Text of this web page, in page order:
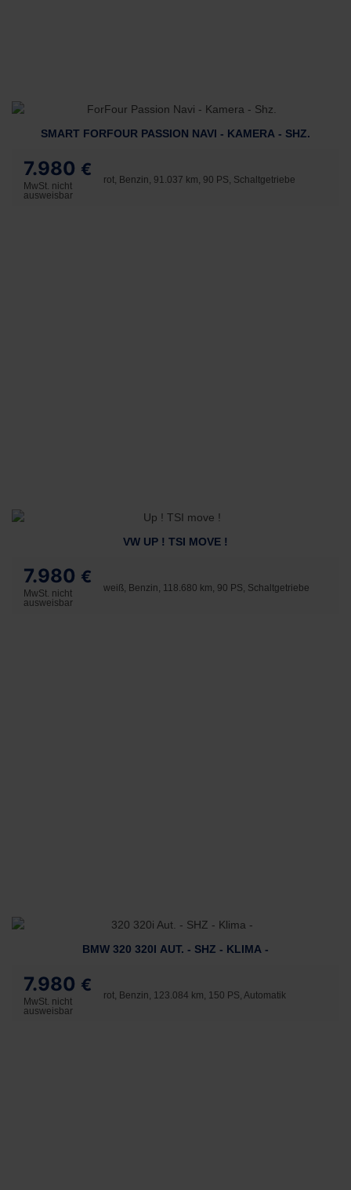
SMART FORFOUR PASSION NAVI - KAMERA - SHZ.
7.980 €
MwSt. nicht
ausweisbar
rot, Benzin, 91.037 km, 90 PS, Schaltgetriebe
VW UP ! TSI MOVE !
7.980 €
MwSt. nicht
ausweisbar
weiß, Benzin, 118.680 km, 90 PS, Schaltgetriebe
BMW 320 320I AUT. - SHZ - KLIMA -
7.980 €
MwSt. nicht
ausweisbar
rot, Benzin, 123.084 km, 150 PS, Automatik